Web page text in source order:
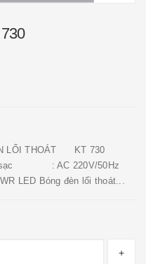
LỐI THOÁT KT 730
sạc : AC 220V/50Hz
LED Bóng đèn lối thoát...
+